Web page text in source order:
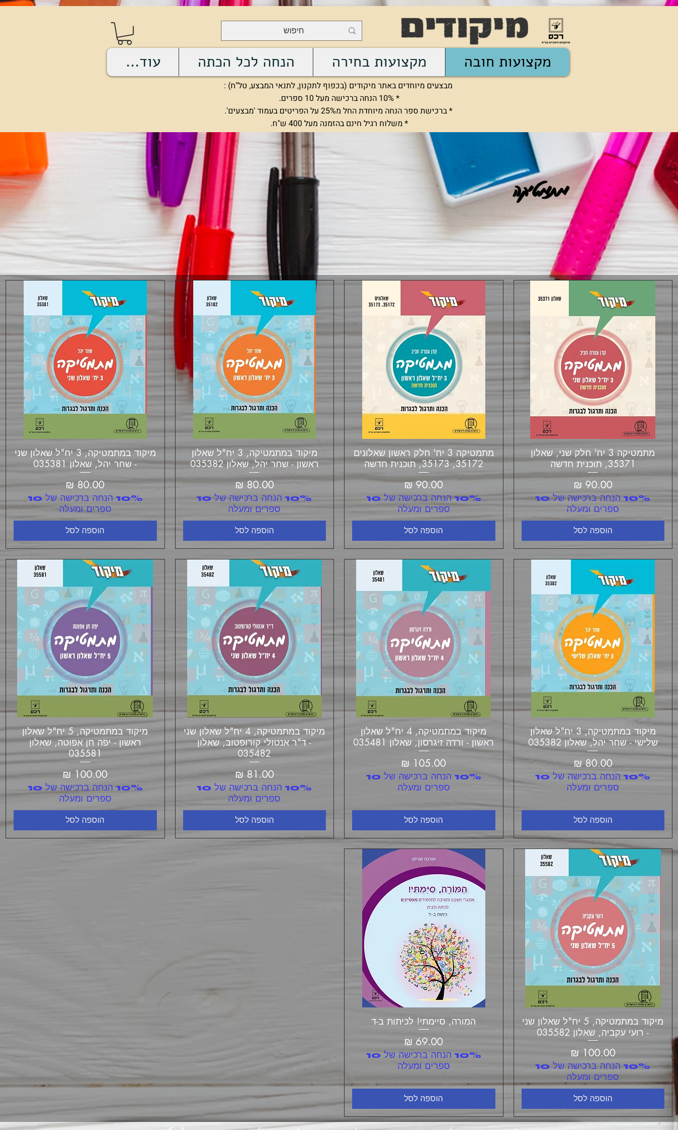
מקצועות חובה מקצועות בחירה הנחה לכל הכתה עוד...
מבצעים מיוחדים באתר מיקודים (בכפוף לתקנון, לתנאי המבצע, טל"ח) :
* 10% הנחה ברכישה מעל 10 ספרים.
* ברכישת ספר הנחה מיוחדת החל מ25% על הפריטים בעמוד 'מבצעים'.
* משלוח רגיל חינם בהזמנה מעל 400 ש"ח.
מתמטיקה
תצוגה מהירה
מתמטיקה 3 יח' חלק שני, שאלון
35371, תוכנית חדשה
מחיר‏90.00 ‏₪
10% הנחה ברכישה של 10
ספרים ומעלה
הוספה לסל
תצוגה מהירה
מתמטיקה 3 יח' חלק ראשון שאלונים
35172, 35173, תוכנית חדשה
מחיר
10% הנחה ברכישה של 10
ספרים ומעלה
הוספה לסל
תצוגה מהירה מיקוד במתמטיקה, 3 יח"ל שאלון
ראשון - שחר יהל, שאלון 035382
מחיר‏80.00 ‏₪
10% הנחה ברכישה של 10
ספרים ומעלה
הוספה לסל
תצוגה מהירהמיקוד במתמטיקה, 3 יח"ל שאלון שני
- שחר יהל, שאלון 035381
מחיר‏80.00 ‏₪
10% הנחה ברכישה של 10
ספרים ומעלה
הוספה לסל
תצוגה מהירה מיקוד במתמטיקה, 3 יח"ל שאלון
שלישי - שחר יהל, שאלון 035382
מחיר‏80.00 ‏₪
10% הנחה ברכישה של 10
ספרים ומעלה
הוספה לסל
תצוגה מהירהמיקוד במתמטיקה, 4 יח"ל שאלון
ראשון - ורדה זיגרסון, שאלון 035481
מחיר
10% הנחה ברכישה של 10
ספרים ומעלה
הוספה לסל
תצוגה מהירהמיקוד במתמטיקה, 4 יח"ל שאלון שני
- ד"ר אנטולי קורופטוב, שאלון
035482
מחיר‏81.00 ‏₪
10% הנחה ברכישה של 10
ספרים ומעלה
הוספה לסל
תצוגה מהירהמיקוד במתמטיקה, 5 יח"ל שאלון
ראשון - יפה חן אפוטה, שאלון
035581
מחיר
10% הנחה ברכישה של 10
ספרים ומעלה
הוספה לסל
תצוגה מהירהמיקוד במתמטיקה, 5 יח"ל שאלון שני
- רועי עקביה, שאלון 035582
מחיר‏100.00 ‏₪
10% הנחה ברכישה של 10
ספרים ומעלה
הוספה לסל
תצוגה מהירה
המורה, סיימתי! לכיתות ב-ד
מחיר
10% הנחה ברכישה של 10
ספרים ומעלה
הוספה לסל